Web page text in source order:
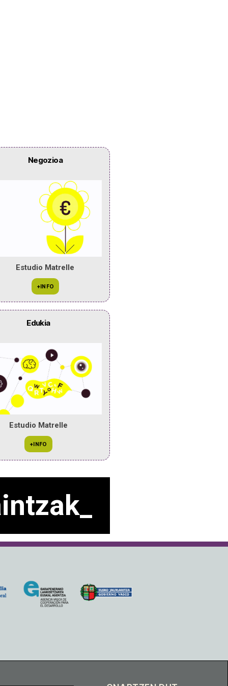
Negozioa
Estudio Matrelle
Edukia
Estudio Matrelle